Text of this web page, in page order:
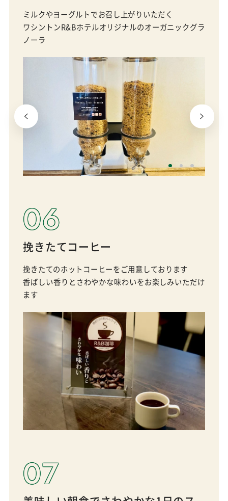
ミルクやヨーグルトでお召し上がりいただく
ワシントンR&Bホテルオリジナルのオーガニックグラ
ノーラ
06
挽きたてコーヒー
挽きたてのホットコーヒーをご用意しております
香ばしい香りとさわやかな味わいをお楽しみいただけ
ます
07